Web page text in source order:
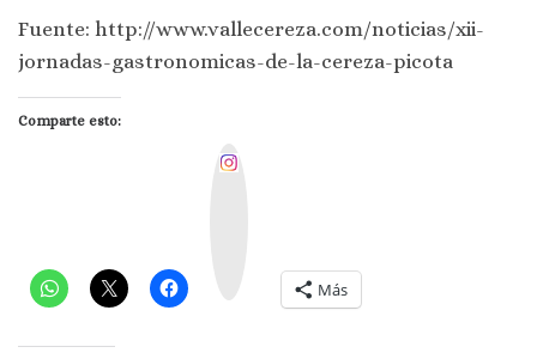
Fuente: http://www.vallecereza.com/noticias/xii-
jornadas-gastronomicas-de-la-cereza-picota
Comparte esto:
Más